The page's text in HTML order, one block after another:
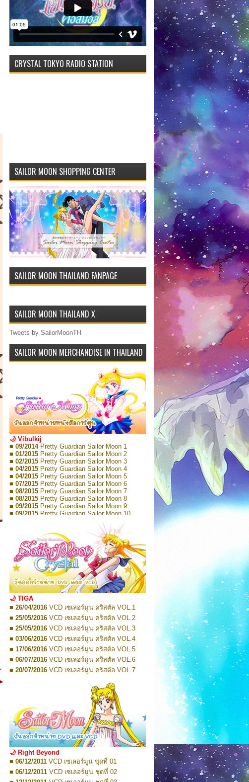
CRYSTAL TOKYO RADIO STATION
SAILOR MOON SHOPPING CENTER
SAILOR MOON THAILAND FANPAGE
SAILOR MOON THAILAND X
Tweets by SailorMoonTH
SAILOR MOON MERCHANDISE IN THAILAND
🌙 Vibulkij
■ 09/2014 Pretty Guardian Sailor Moon 1
■ 01/2015 Pretty Guardian Sailor Moon 2
■ 02/2015 Pretty Guardian Sailor Moon 3
■ 04/2015 Pretty Guardian Sailor Moon 4
■ 04/2015 Pretty Guardian Sailor Moon 5
■ 07/2015 Pretty Guardian Sailor Moon 6
■ 08/2015 Pretty Guardian Sailor Moon 7
■ 08/2015 Pretty Guardian Sailor Moon 8
■ 09/2015 Pretty Guardian Sailor Moon 9
■ 09/2015 Pretty Guardian Sailor Moon 10
Pretty Guardian Sailor Moon 11
Pretty Guardian Sailor Moon 12
Pretty Guardian Sailor Moon Short
Stories 1
■ 09/2018Pretty Guardian Sailor Moon Short
Stories 2
■ 01/2022Pretty Guardian Sailor Moon Eternal
Edition 1
■ 01/2022Pretty Guardian Sailor Moon Eternal
Edition 2
■ 03/2022Pretty Guardian Sailor Moon Eternal
Edition 3
■ 03/2022Pretty Guardian Sailor Moon Eternal
Edition 4
■ 07/2022Pretty Guardian Sailor Moon Eternal
Edition 5
■ 07/2022Pretty Guardian Sailor Moon Eternal
Edition 6
Pretty Guardian Sailor Moon Eternal
Edition 7
■ 01/2023Pretty Guardian Sailor Moon Eternal
Pretty Guardian Sailor Moon Eternal
Pretty Guardian Sailor Moon Eternal
Edition 10
■ TBA 2026Code Name: Sailor V 1
■ TBA 2026Code Name: Sailor V 2
🌙 TIGA
■ 26/04/2016 VCD เซเลอร์มูน คริสตัล VOL.1
■ 25/05/2016 VCD เซเลอร์มูน คริสตัล VOL.2
■ 25/05/2016 VCD เซเลอร์มูน คริสตัล VOL.3
■ 03/06/2016 VCD เซเลอร์มูน คริสตัล VOL.4
■ 17/06/2016 VCD เซเลอร์มูน คริสตัล VOL.5
■ 06/07/2016 VCD เซเลอร์มูน คริสตัล VOL.6
■ 20/07/2016 VCD เซเลอร์มูน คริสตัล VOL.7
VCD เซเลอร์มูน คริสตัล VOL.9
VCD เซเลอร์มูน คริสตัล VOL.10
■ 10/08/2016
VCD เซเลอร์มูน คริสตัล VOL.11
■ 10/08/2016VCD เซเลอร์มูน คริสตัล VOL.12
■ 17/08/2016VCD เซเลอร์มูน คริสตัล VOL.13
■ 26/05/2016 DVD เซเลอร์มูน คริสตัล VOL.1
■ 08/07/2016DVD เซเลอร์มูน คริสตัล VOL.2
■ 19/08/2016 DVD เซเลอร์มูน คริสตัล VOL.3
■ 08/09/2016 DVD เซเลอร์มูน คริสตัล VOL.4
🌙 Right Beyond
■ 06/12/2011 VCD เซเลอร์มูน ชุดที่ 01
■ 06/12/2011 VCD เซเลอร์มูน ชุดที่ 02